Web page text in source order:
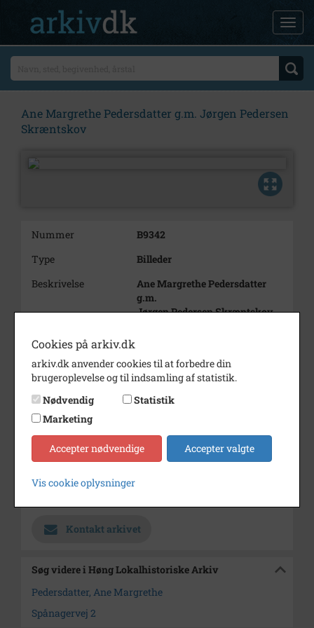
Ane Margrethe Pedersdatter g.m. Jørgen Pedersen
Skræntskov
Nummer
B9342
Type
Billeder
Beskrivelse
Ane Margrethe Pedersdatter
g.m.
Jørgen Pedersen Skræntskov
Årstal
Dateringsnote
Ca. 1880
Fotograf
Ukendt
Type
Sogn (1000-2050)
Enhed
Ørslev Sogn (Kalundborg
Kontakt arkivet
Søg videre i Høng Lokalhistoriske Arkiv
Pedersdatter, Ane Margrethe
Spånagervej 2
Cookies på arkiv.dk
arkiv.dk anvender cookies til at forbedre din
brugeroplevelse og til indsamling af statistik.
Nødvendig
Statistik
Marketing
Accepter nødvendige Accepter valgte
Vis cookie oplysninger